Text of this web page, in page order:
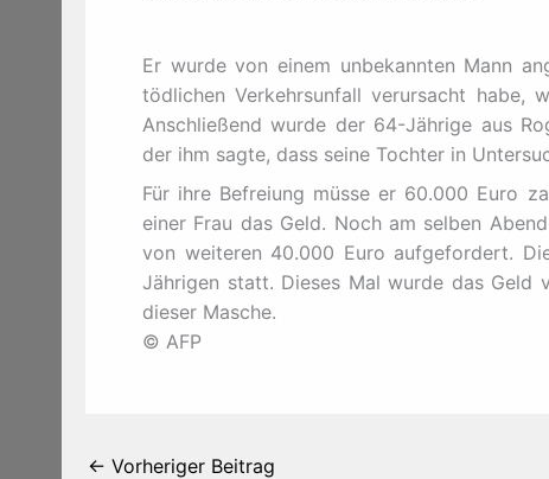
Er wurde von einem unbekannten Mann
tödlichen Verkehrsunfall verursacht habe,
Anschließend wurde der 64-Jährige aus
der ihm sagte, dass seine Tochter in
Für ihre Befreiung müsse er 60.000 Euro
einer Frau das Geld. Noch am selben
von weiteren 40.000 Euro aufgefordert.
Jährigen statt. Dieses Mal wurde das Geld
dieser Masche.
© AFP
← Vorheriger Beitrag